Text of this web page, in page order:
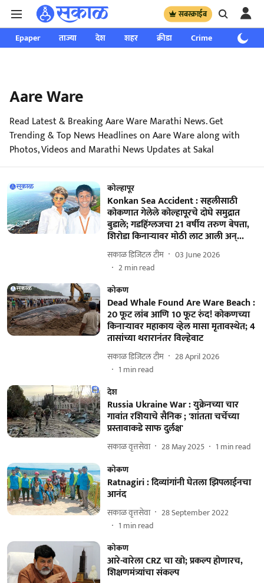
सबस्क्राईब
Epaper ताज्या देश शहर क्रीडा Crime साप्ताहिक
Aare Ware
Read Latest & Breaking Aare Ware Marathi News. Get
Trending & Top News Headlines on Aare Ware along with
Photos, Videos and Marathi News Updates at Sakal
कोल्हापूर
Konkan Sea Accident : सहलीसाठी
कोकणात गेलेले कोल्हापूरचे दोघे समुद्रात
बुडाले; गडहिंग्लजचा 21 वर्षीय तरुण बेपत्ता,
शिरोडा किनाऱ्यावर मोठी लाट आली अन्...
सकाळ डिजिटल टीम
03 June 2026
2min read
कोकण
Dead Whale Found Are Ware Beach :
20 फूट लांब आणि 10 फूट रुंद! कोकणच्या
किनाऱ्यावर महाकाय व्हेल मासा मृतावस्थेत; 4
तासांच्या थरारानंतर विल्हेवाट
सकाळ डिजिटल टीम
28 April 2026
1 min read
देश
Russia Ukraine War : युक्रेनच्या चार
गावांत रशियाचे सैनिक ; 'शांतता चर्चेच्या
प्रस्तावाकडे साफ दुर्लक्ष'
सकाळ वृत्तसेवा 28 May 2025 1 min read
कोकण
Ratnagiri : दिव्यांगांनी घेतला झिपलाईनचा
आनंद
सकाळ वृत्तसेवा
28 September 2022
1 min read
कोकण
आरे-वारेला CRZ चा खो; प्रकल्प होणारच,
शिक्षणमंत्र्यांचा संकल्प